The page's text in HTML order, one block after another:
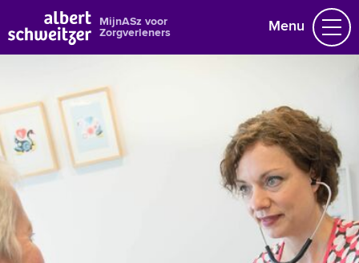
MijnASz voor
Zorgverleners Menu
Naar home asz.nl
Voorleesfunctie